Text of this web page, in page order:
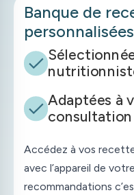
Banque de
personnalisées
Adaptées à
consultation
Accédez à vos
avec l’appareil de
recommandations